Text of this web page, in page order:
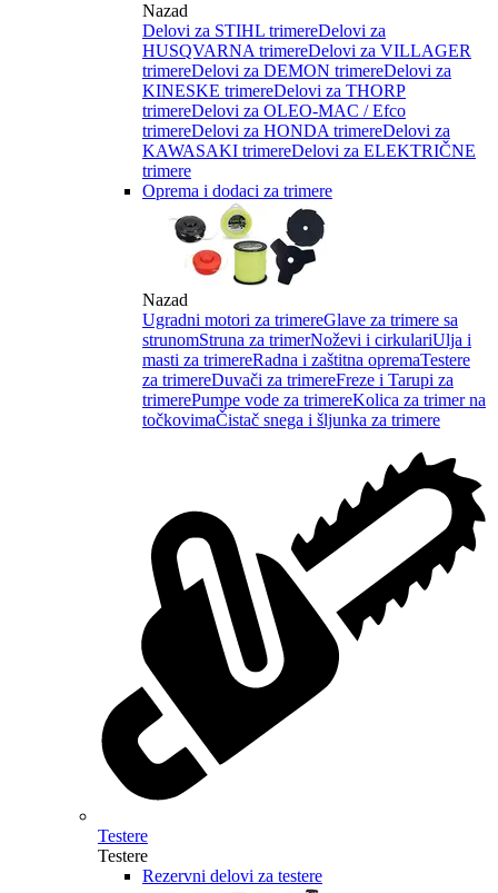
Nazad
Delovi za STIHL trimereDelovi za
HUSQVARNA trimereDelovi za VILLAGER
trimereDelovi za DEMON trimereDelovi za
KINESKE trimereDelovi za THORP
trimereDelovi za OLEO-MAC / Efco
trimereDelovi za HONDA trimereDelovi za
KAWASAKI trimereDelovi za ELEKTRIČNE
trimere
Oprema i dodaci za trimere
Nazad
Ugradni motori za trimereGlave za trimere sa
strunomStruna za trimerNoževi i cirkulariUlja i
masti za trimereRadna i zaštitna opremaTestere
za trimereDuvači za trimereFreze i Tarupi za
trimerePumpe vode za trimereKolica za trimer na
točkovimaČistač snega i šljunka za trimere
Testere
Testere
Rezervni delovi za testere